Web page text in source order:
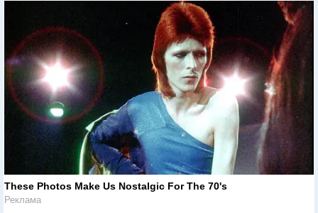
These Photos Make Us Nostalgic For The 70's
Реклама